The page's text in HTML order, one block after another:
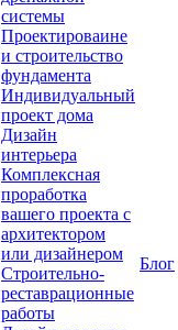
системы
Проектироваине
и строительство
фундамента
Индивидуальный
проект дома
Дизайн
интерьера
Комплексная
проработка
вашего проекта с
архитектором
или дизайнером
Строительно-
реставрационные
работы
Блог